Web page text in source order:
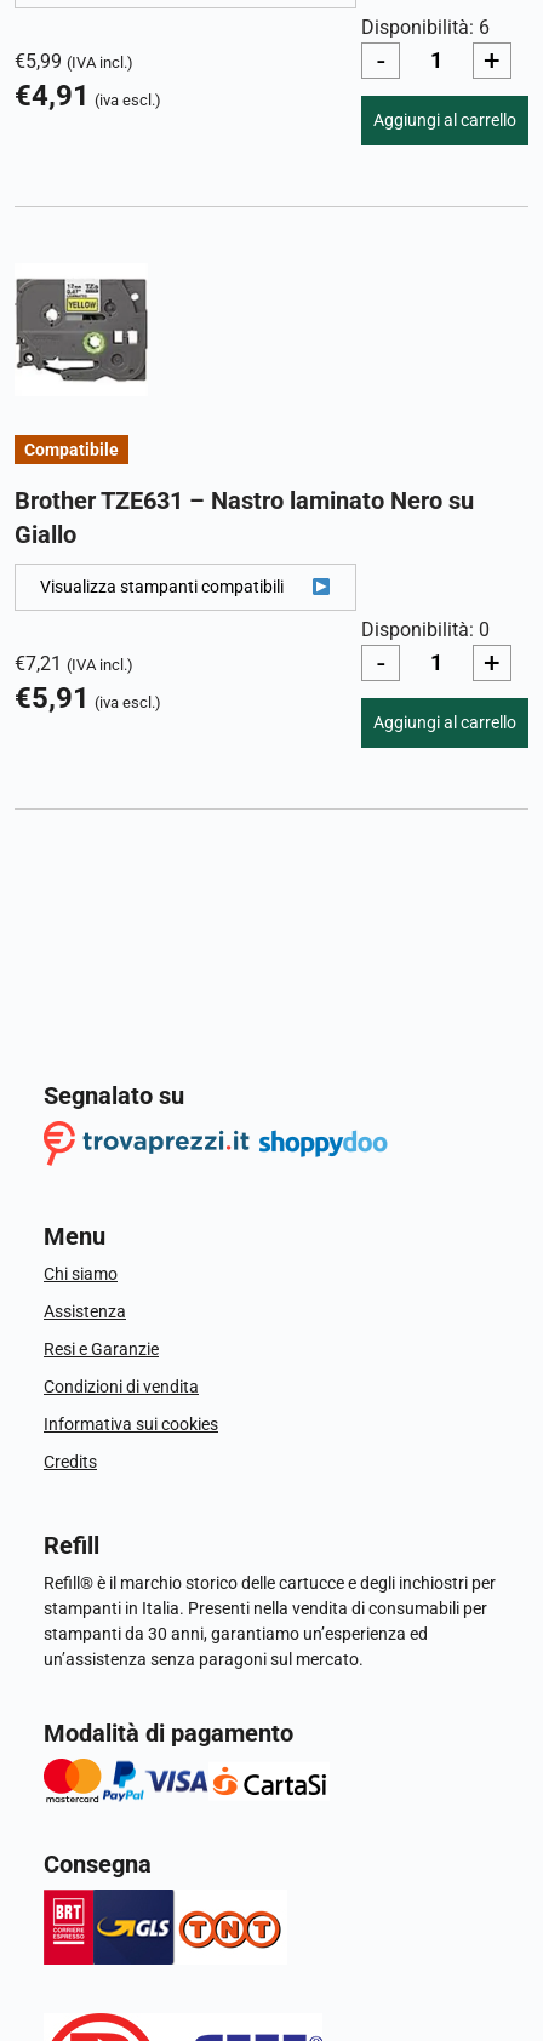
€5,99 (IVA incl.)
€4,91 (iva escl.)
Disponibilità: 6
- +
Aggiungi al carrello
Compatibile
Brother TZE631 – Nastro laminato Nero su
Giallo
Visualizza stampanti compatibili
€7,21 (IVA incl.)
€5,91 (iva escl.)
Disponibilità: 0
- +
Aggiungi al carrello
Segnalato su
Menu
Chi siamo
Assistenza
Resi e Garanzie
Condizioni di vendita
Informativa sui cookies
Credits
Refill
Refill® è il marchio storico delle cartucce e degli inchiostri per
stampanti in Italia. Presenti nella vendita di consumabili per
stampanti da 30 anni, garantiamo un’esperienza ed
un’assistenza senza paragoni sul mercato.
Modalità di pagamento
Consegna